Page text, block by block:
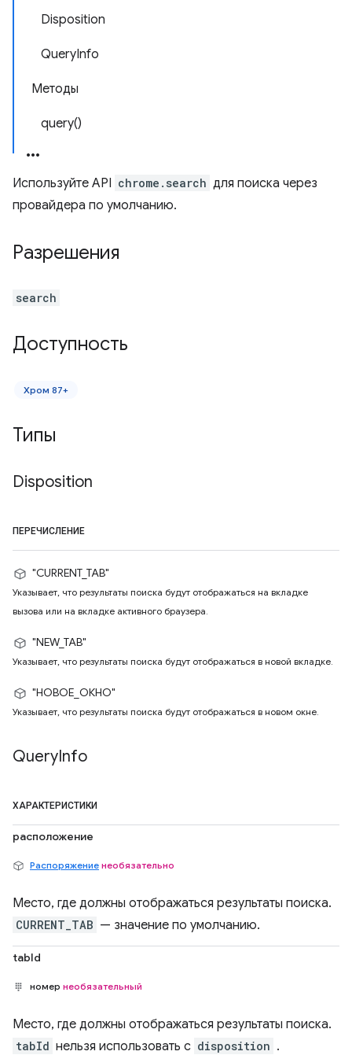
Disposition
QueryInfo
Методы
query()
Используйте API chrome.search для поиска через
провайдера по умолчанию.
Разрешения
search
Доступность
Хром 87+
Типы
Disposition
ПЕРЕЧИСЛЕНИЕ
"CURRENT_TAB"
Указывает, что результаты поиска будут отображаться на вкладке
вызова или на вкладке активного браузера.
"NEW_TAB"
Указывает, что результаты поиска будут отображаться в новой вкладке.
"НОВОЕ_ОКНО"
Указывает, что результаты поиска будут отображаться в новом окне.
QueryInfo
ХАРАКТЕРИСТИКИ
расположение
Распоряжение необязательно
Место, где должны отображаться результаты поиска.
CURRENT_TAB — значение по умолчанию.
tabId
номер необязательный
Место, где должны отображаться результаты поиска.
tabId нельзя использовать с disposition .